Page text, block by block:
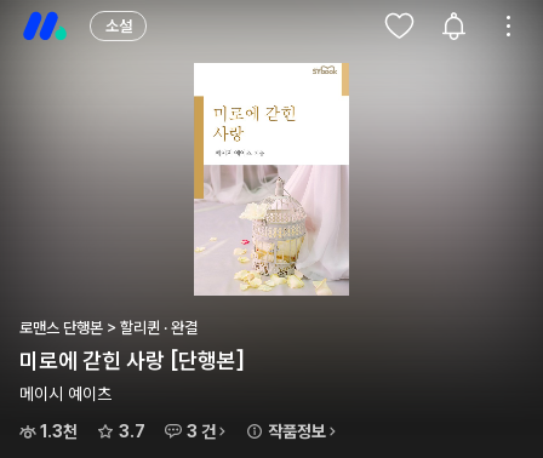
소설
로맨스 단행본 > 할리퀸 · 완결
미로에 갇힌 사랑 [단행본]
메이시 예이츠
1.3천
3.7 3 건 작품정보